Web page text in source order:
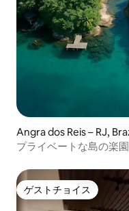
Angra dos Reis – RJ,
プライベートな島の楽
ゲストチョイス
ゲストチョイス